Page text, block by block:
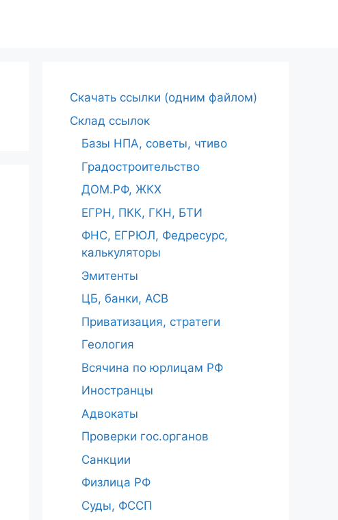
Cкачать ссылки (одним файлом)
Склад ссылок
Базы НПА, советы, чтиво
Градостроительство
ДОМ.РФ, ЖКХ
ЕГРН, ПКК, ГКН, БТИ
ФНС, ЕГРЮЛ, Федресурс,
калькуляторы
Эмитенты
ЦБ, банки, АСВ
Приватизация, стратеги
Геология
Всячина по юрлицам РФ
Иностранцы
Адвокаты
Проверки гос.органов
Санкции
Физлица РФ
Суды, ФССП